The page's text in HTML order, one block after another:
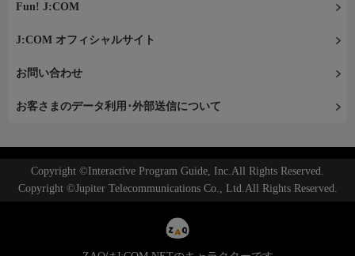
Fun! J:COM
J:COM オフィシャルサイト
お問い合わせ
お客さまのデータ利用･外部送信について
Copyright ©Interactive Program Guide, Inc.All Rights Reserved.
Copyright ©Jupiter Telecommunications Co., Ltd.All Rights Reserved.